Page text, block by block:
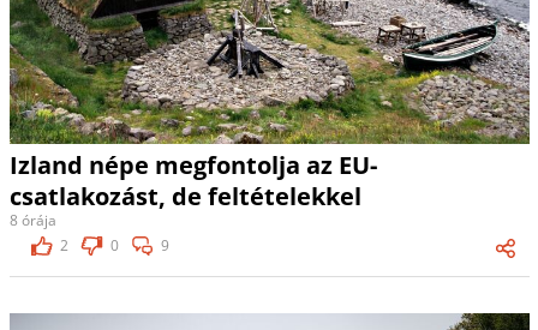
Izland népe megfontolja az EU-
csatlakozást, de feltételekkel
8 órája
2
0 9